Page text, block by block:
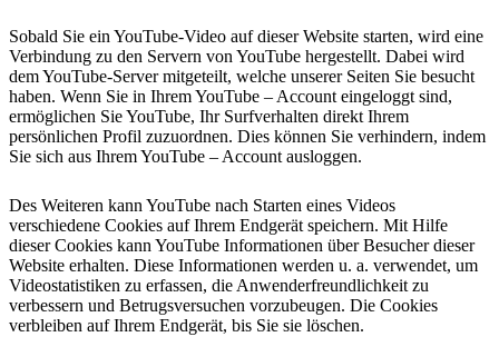
Sobald Sie ein YouTube-Video auf dieser Website starten, wird eine
Verbindung zu den Servern von YouTube hergestellt. Dabei wird
dem YouTube-Server mitgeteilt, welche unserer Seiten Sie besucht
haben. Wenn Sie in Ihrem YouTube – Account eingeloggt sind,
ermöglichen Sie YouTube, Ihr Surfverhalten direkt Ihrem
persönlichen Profil zuzuordnen. Dies können Sie verhindern, indem
Sie sich aus Ihrem YouTube – Account ausloggen.
Des Weiteren kann YouTube nach Starten eines Videos
verschiedene Cookies auf Ihrem Endgerät speichern. Mit Hilfe
dieser Cookies kann YouTube Informationen über Besucher dieser
Website erhalten. Diese Informationen werden u. a. verwendet, um
Videostatistiken zu erfassen, die Anwenderfreundlichkeit zu
verbessern und Betrugsversuchen vorzubeugen. Die Cookies
verbleiben auf Ihrem Endgerät, bis Sie sie löschen.